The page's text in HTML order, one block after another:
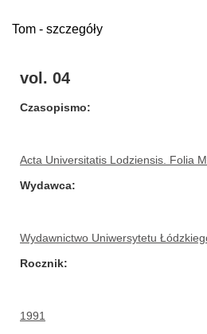
Tom - szczegóły
vol. 04
Czasopismo
Acta Universitatis Lodziensis. Folia
Wydawca
Wydawnictwo Uniwersytetu
Rocznik
1991